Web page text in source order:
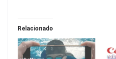
Relacionado